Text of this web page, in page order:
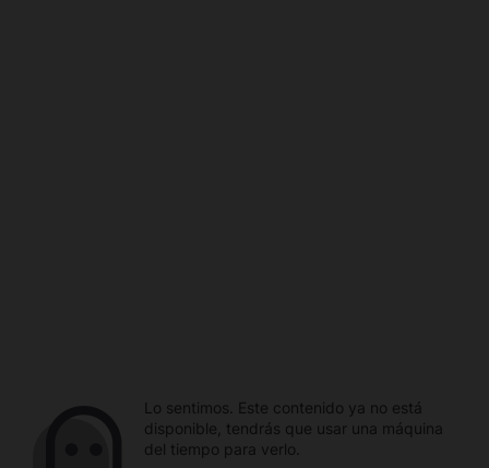
Lo sentimos. Este contenido ya no está
disponible, tendrás que usar una máquina
del tiempo para verlo.